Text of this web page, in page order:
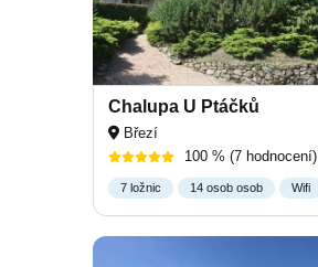
Chalupa U Ptáčků
Březí
100 % (7 hodnocení)
7 ložnic 14 osob osob Wifi